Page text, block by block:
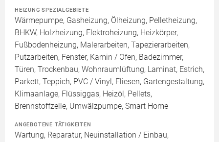
HEIZUNG SPEZIALGEBIETE
Wärmepumpe, Gasheizung, Ölheizung, Pelletheizung,
BHKW, Holzheizung, Elektroheizung, Heizkörper,
Fußbodenheizung, Malerarbeiten, Tapezierarbeiten,
Putzarbeiten, Fenster, Kamin / Ofen, Badezimmer,
Türen, Trockenbau, Wohnraumlüftung, Laminat, Estrich,
Parkett, Teppich, PVC / Vinyl, Fliesen, Gartengestaltung,
Klimaanlage, Flüssiggas, Heizöl, Pellets,
Brennstoffzelle, Umwälzpumpe, Smart Home
ANGEBOTENE TÄTIGKEITEN
Wartung, Reparatur, Neuinstallation / Einbau,